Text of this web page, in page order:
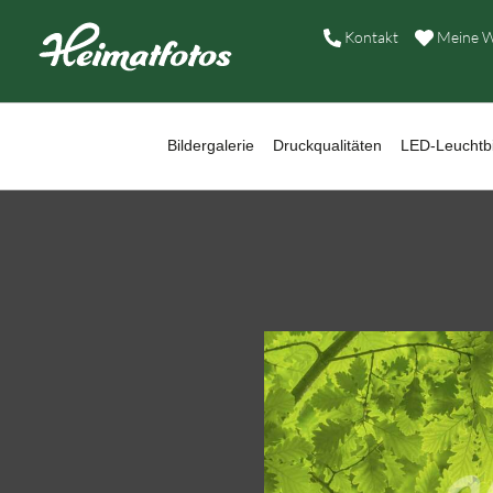
Kontakt Meine
Bildergalerie Druckqualitäten LED-